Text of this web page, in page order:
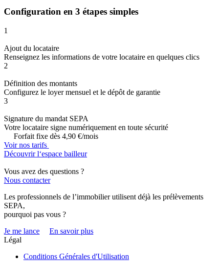
Configuration en 3 étapes simples
1
Ajout du locataire
Renseignez les informations de votre locataire en quelques clics
2
Définition des montants
Configurez le loyer mensuel et le dépôt de garantie
3
Signature du mandat SEPA
Votre locataire signe numériquement en toute sécurité
Forfait fixe dès 4,90 €/mois
Voir nos tarifs
Découvrir l‘espace bailleur
Vous avez des questions ?
Nous contacter
Les professionnels de l’immobilier utilisent déjà les prélèvements
SEPA,
pourquoi pas vous ?
Je me lance
En savoir plus
Légal
Conditions Générales d'Utilisation